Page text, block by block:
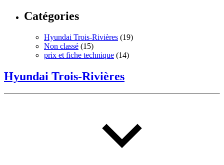
Catégories
Hyundai Trois-Rivières (19)
Non classé (15)
prix et fiche technique (14)
Hyundai Trois-Rivières